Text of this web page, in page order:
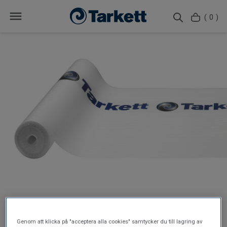
( 0 )
Genom att klicka på "acceptera alla cookies" samtycker du till lagring av